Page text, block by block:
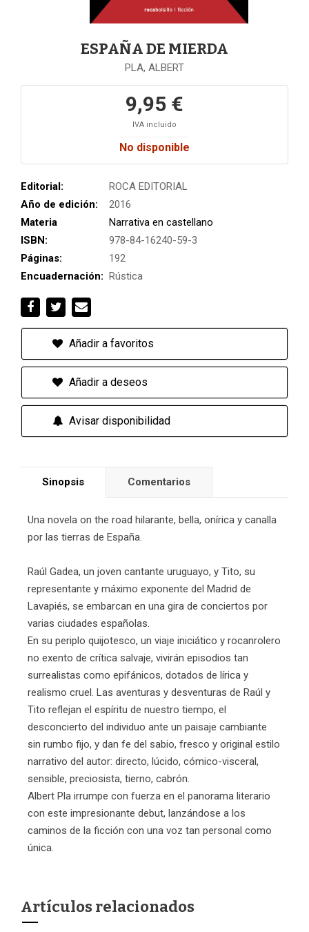
ESPAÑA DE MIERDA
PLA, ALBERT
9,95 €
IVA incluido
No disponible
Editorial:
ROCA EDITORIAL
Año de edición:
2016
Materia
Narrativa en castellano
ISBN:
978-84-16240-59-3
Páginas:
192
Encuadernación: Rústica
Añadir a favoritos
Añadir a deseos
Avisar disponibilidad
Sinopsis Comentarios
Una novela on the road hilarante, bella, onírica y canalla
por las tierras de España.
Raúl Gadea, un joven cantante uruguayo, y Tito, su
representante y máximo exponente del Madrid de
Lavapiés, se embarcan en una gira de conciertos por
varias ciudades españolas.
En su periplo quijotesco, un viaje iniciático y rocanrolero
no exento de crítica salvaje, vivirán episodios tan
surrealistas como epifánicos, dotados de lírica y
realismo cruel. Las aventuras y desventuras de Raúl y
Tito reflejan el espíritu de nuestro tiempo, el
desconcierto del individuo ante un paisaje cambiante
sin rumbo fijo, y dan fe del sabio, fresco y original estilo
narrativo del autor: directo, lúcido, cómico-visceral,
sensible, preciosista, tierno, cabrón.
Albert Pla irrumpe con fuerza en el panorama literario
con este impresionante debut, lanzándose a los
caminos de la ficción con una voz tan personal como
única.
Artículos relacionados